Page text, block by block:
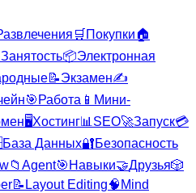
🛒 Покупки🏠
📦Электронная
📝Экзамен✍️
🎯 Работа 📱 Мини-
🖥️Хостинг📊 SEO🚀Запуск💳
База Данных🔐Безопасность
📁 Agent🎯 Навыки🤝Друзья🎲
📝 Layout Editing🧠 Mind